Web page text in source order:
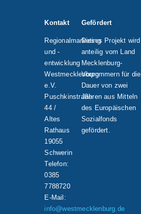
Kontakt
Regionalmarketing
und -
entwicklung
Westmecklenburg
e.V.
Puschkinstraße
44 /
Altes
Rathaus
19055
Schwerin
Telefon:
0385
7788720
E-Mail:
info@westmecklenburg.de
Gefördert
Dieses Projekt wird
anteilig vom Land
Mecklenburg-
Vorpommern für die
Dauer von zwei
Jahren aus Mitteln
des Europäischen
Sozialfonds
gefördert.